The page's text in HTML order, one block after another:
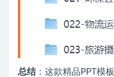
总结：这款精品PPT模